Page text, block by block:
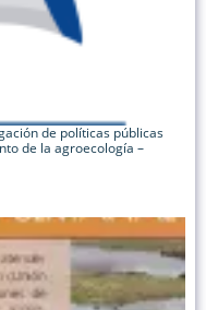
de políticas públicas
de la agroecología –